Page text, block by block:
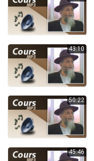
43:10
50:22
45:46